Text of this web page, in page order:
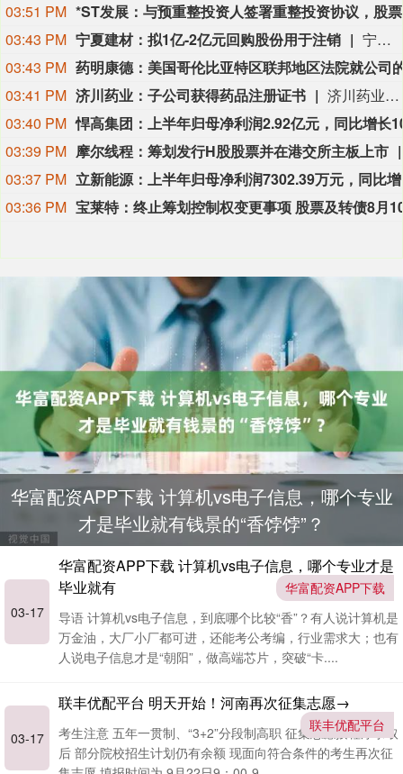
03:51 PM
03:43 PM 宁夏建材：拟1亿-2亿元回购股份用于注销
宁夏建材公告称，公司拟以集中竞价交易方式回购股份，资金总额不低于1亿元且不超过2亿元，回购价格不超过19.47元/股，回购期限为自股东会审议通过回购方案之日起3个月内。回购股份将用于注销，预计回购数量为513.61万-1027.22万股，占总股本的1.07%-2.15%。本次回购尚需股东会审议，存在未通过、无法实施等风险。
03:43 PM
03:41 PM 济川药业：子公司获得药品注册证书
济川药业(600566)8月9日公告，全资子公司济川药业集团有限公司收到国家药品监督管理局核准签发的小儿通便颗粒《药品注册证书》和美沙拉秦缓释颗粒《药品注册证书》。
03:40 PM
03:39 PM 摩尔线程：筹划发行H股股票并在港交所主板上市
03:37 PM
03:36 PM
华富配资APP下载 计算机vs电子信息，哪个专业
才是毕业就有钱景的“香饽饽”？
03-17
华富配资APP下载 计算机vs电子信息，哪个专业才是
毕业就有
华富配资APP下载
导语 计算机vs电子信息，到底哪个比较“香”？有人说计算机是
万金油，大厂小厂都可进，还能考公考编，行业需求大；也有
人说电子信息才是“朝阳”，做高端芯片，突破“卡....
03-17
联丰优配平台 明天开始！河南再次征集志愿→
联丰优配平台
考生注意 五年一贯制、“3+2”分段制高职 征集志愿按程序录取
后 部分院校招生计划仍有余额 现面向符合条件的考生再次征